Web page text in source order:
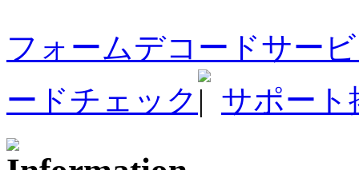
フォームデコードサー
ードチェック
サポート